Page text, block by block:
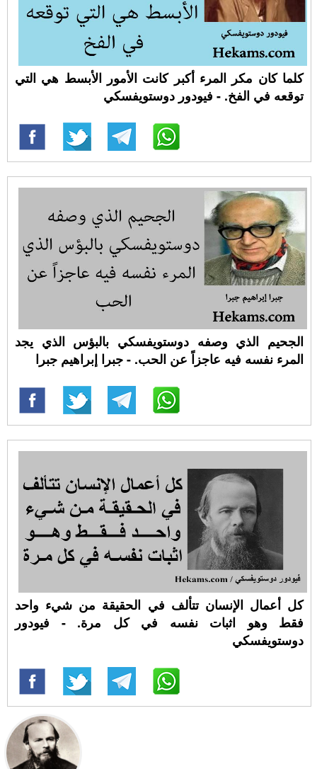
كلما كان مكر المرء أكبر كانت الأمور الأبسط هي التي
توقعه في الفخ. - فيودور دوستويفسكي
الجحيم الذي وصفه دوستويفسكي بالبؤس الذي يجد
المرء نفسه فيه عاجزاً عن الحب. - جبرا إبراهيم جبرا
كل أعمال الإنسان تتألف في الحقيقة من شيء واحد
فقط وهو اثبات نفسه في كل مرة. - فيودور
دوستويفسكي